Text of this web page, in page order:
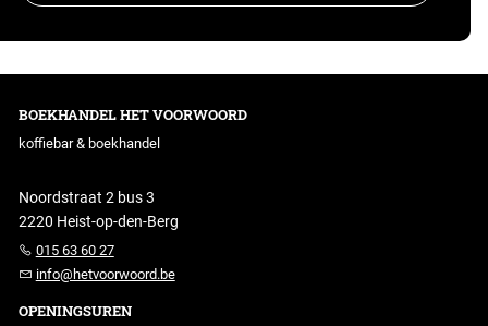
BOEKHANDEL HET VOORWOORD
koffiebar & boekhandel
Noordstraat 2 bus 3
2220 Heist-op-den-Berg
015 63 60 27
info@hetvoorwoord.be
OPENINGSUREN